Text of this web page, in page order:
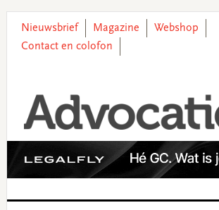
primary
main
primary
footer
Nieuwsbrief Magazine
Webshop
Contact en colofon